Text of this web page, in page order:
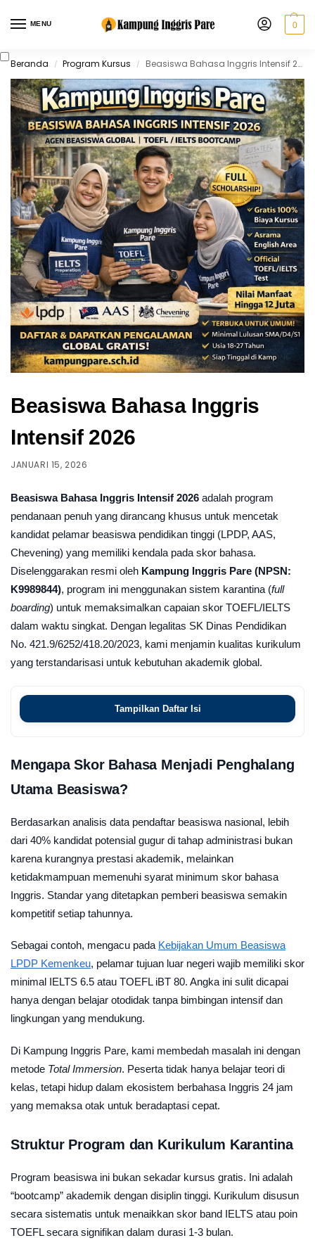
MENU 0
Beranda / Program Kursus / Beasiswa Bahasa Inggris Intensif 2026
Beasiswa Bahasa Inggris
Intensif 2026
JANUARI 15, 2026
Beasiswa Bahasa Inggris Intensif 2026 adalah program
pendanaan penuh yang dirancang khusus untuk mencetak
kandidat pelamar beasiswa pendidikan tinggi (LPDP, AAS,
Chevening) yang memiliki kendala pada skor bahasa.
Diselenggarakan resmi oleh Kampung Inggris Pare (NPSN:
K9989844), program ini menggunakan sistem karantina (full
boarding) untuk memaksimalkan capaian skor TOEFL/IELTS
dalam waktu singkat. Dengan legalitas SK Dinas Pendidikan
No. 421.9/6252/418.20/2023, kami menjamin kualitas kurikulum
yang terstandarisasi untuk kebutuhan akademik global.
Tampilkan Daftar Isi
Mengapa Skor Bahasa Menjadi Penghalang
Utama Beasiswa?
Berdasarkan analisis data pendaftar beasiswa nasional, lebih
dari 40% kandidat potensial gugur di tahap administrasi bukan
karena kurangnya prestasi akademik, melainkan
ketidakmampuan memenuhi syarat minimum skor bahasa
Inggris. Standar yang ditetapkan pemberi beasiswa semakin
kompetitif setiap tahunnya.
Sebagai contoh, mengacu pada Kebijakan Umum Beasiswa
LPDP Kemenkeu, pelamar tujuan luar negeri wajib memiliki skor
minimal IELTS 6.5 atau TOEFL iBT 80. Angka ini sulit dicapai
hanya dengan belajar otodidak tanpa bimbingan intensif dan
lingkungan yang mendukung.
Di Kampung Inggris Pare, kami membedah masalah ini dengan
metode Total Immersion. Peserta tidak hanya belajar teori di
kelas, tetapi hidup dalam ekosistem berbahasa Inggris 24 jam
yang memaksa otak untuk beradaptasi cepat.
Struktur Program dan Kurikulum Karantina
Program beasiswa ini bukan sekadar kursus gratis. Ini adalah
“bootcamp” akademik dengan disiplin tinggi. Kurikulum disusun
secara sistematis untuk menaikkan skor band IELTS atau poin
TOEFL secara signifikan dalam durasi 1-3 bulan.